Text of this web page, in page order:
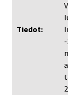
Tiedot: